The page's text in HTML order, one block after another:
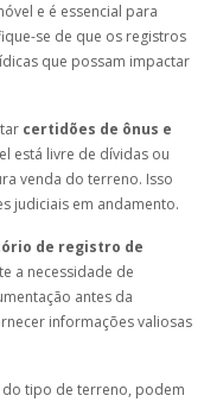
e é essencial para
se de que os registros
que possam impactar
certidões de ônus e
está livre de dívidas ou
venda do terreno. Isso
judiciais em andamento.
de registro de
a necessidade de
antes da
informações valiosas
tipo de terreno, podem